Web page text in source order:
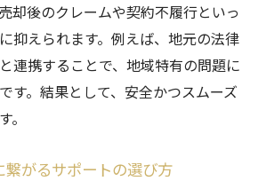
却後のクレームや契約不履行といっ
抑えられます。例えば、地元の法律
連携することで、地域特有の問題に
す。結果として、安全かつスムーズ
。
繋がるサポートの選び方